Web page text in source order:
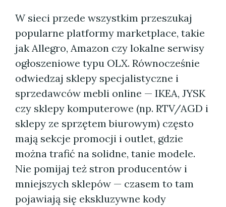
W sieci przede wszystkim przeszukaj
popularne platformy marketplace, takie
jak Allegro, Amazon czy lokalne serwisy
ogłoszeniowe typu OLX. Równocześnie
odwiedzaj sklepy specjalistyczne i
sprzedawców mebli online — IKEA, JYSK
czy sklepy komputerowe (np. RTV/AGD i
sklepy ze sprzętem biurowym) często
mają sekcje promocji i outlet, gdzie
można trafić na solidne, tanie modele.
Nie pomijaj też stron producentów i
mniejszych sklepów — czasem to tam
pojawiają się ekskluzywne kody